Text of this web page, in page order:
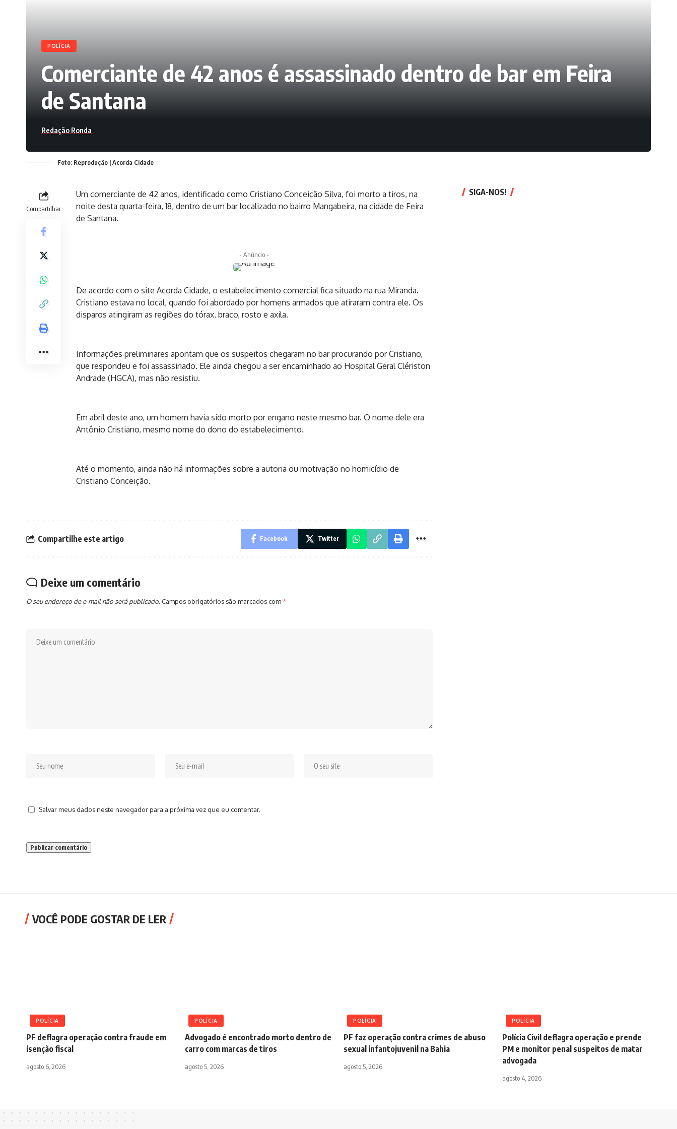
POLÍCIA
Comerciante de 42 anos é assassinado dentro de bar em Feira
de Santana
Redação Ronda
Foto: Reprodução | Acorda Cidade
Compartilhar
Um comerciante de 42 anos, identificado como Cristiano Conceição Silva, foi morto a tiros, na
noite desta quarta-feira, 18, dentro de um bar localizado no bairro Mangabeira, na cidade de Feira
de Santana.
- Anúncio -
De acordo com o site Acorda Cidade, o estabelecimento comercial fica situado na rua Miranda.
Cristiano estava no local, quando foi abordado por homens armados que atiraram contra ele. Os
disparos atingiram as regiões do tórax, braço, rosto e axila.
Informações preliminares apontam que os suspeitos chegaram no bar procurando por Cristiano,
que respondeu e foi assassinado. Ele ainda chegou a ser encaminhado ao Hospital Geral Clériston
Andrade (HGCA), mas não resistiu.
Em abril deste ano, um homem havia sido morto por engano neste mesmo bar. O nome dele era
Antônio Cristiano, mesmo nome do dono do estabelecimento.
Até o momento, ainda não há informações sobre a autoria ou motivação no homicídio de
Cristiano Conceição.
Compartilhe este artigo Facebook Twitter
Deixe um comentário
O seu endereço de e-mail não será publicado. Campos obrigatórios são marcados com*
Salvar meus dados neste navegador para a próxima vez que eu comentar.
SIGA-NOS!
VOCÊ PODE GOSTAR DE LER
POLÍCIA
PF deflagra operação contra fraude em
isenção fiscal
agosto 6, 2026
POLÍCIA
Advogado é encontrado morto dentro de
carro com marcas de tiros
agosto 5, 2026
POLÍCIA
PF faz operação contra crimes de abuso
sexual infantojuvenil na Bahia
agosto 5, 2026
POLÍCIA
Polícia Civil deflagra operação e prende
PM e monitor penal suspeitos de matar
advogada
agosto 4, 2026